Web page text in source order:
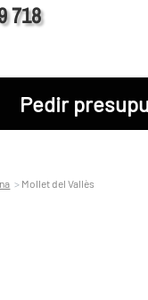
718
Pedir
Mollet del Vallès